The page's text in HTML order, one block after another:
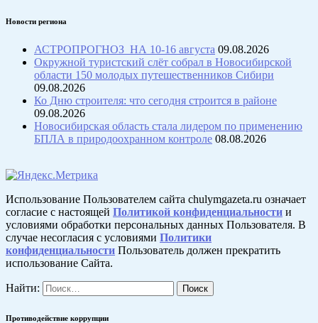
Новости региона
АСТРОПРОГНОЗ НА 10-16 августа 09.08.2026
Окружной туристский слёт собрал в Новосибирской
области 150 молодых путешественников Сибири
09.08.2026
Ко Дню строителя: что сегодня строится в районе
09.08.2026
Новосибирская область стала лидером по применению
БПЛА в природоохранном контроле 08.08.2026
Использование Пользователем сайта chulymgazeta.ru означает
согласие с настоящей Политикой конфиденциальности и
условиями обработки персональных данных Пользователя. В
случае несогласия с условиями Политики
конфиденциальности Пользователь должен прекратить
использование Сайта.
Найти:
Противодействие коррупции